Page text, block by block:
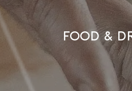
Food &